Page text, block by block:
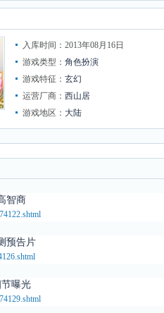
入库时间：2013年08月16日
游戏类型： 角色扮演
游戏特征： 玄幻
运营厂商： 西山居
游戏地区： 大陆
智商
预告片
节曝光